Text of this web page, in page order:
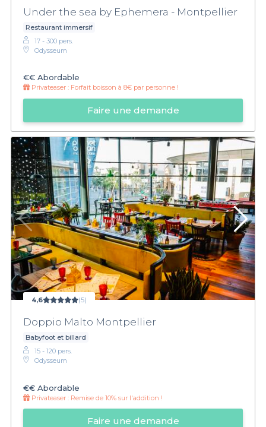
Under the sea by Ephemera - Montpellier
Restaurant immersif
17 - 300 pers.
Odysseum
€€ Abordable
Privateaser : Forfait boisson à 8€ par personne !
Faire une demande
4,6 (5)
Doppio Malto Montpellier
Babyfoot et billard
15 - 120 pers.
Odysseum
€€ Abordable
Privateaser : Remise de 10% sur l'addition !
Faire une demande